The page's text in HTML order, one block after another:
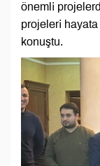
önemli
projeleri hayata
konuştu.